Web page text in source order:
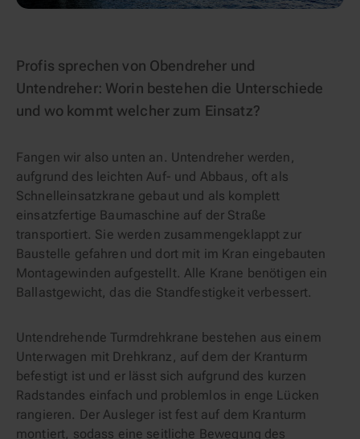
Profis sprechen von Obendreher und
Untendreher: Worin bestehen die Unterschiede
und wo kommt welcher zum Einsatz?
Fangen wir also unten an. Untendreher werden,
aufgrund des leichten Auf- und Abbaus, oft als
Schnelleinsatzkrane gebaut und als komplett
einsatzfertige Baumaschine auf der Straße
transportiert. Sie werden zusammengeklappt zur
Baustelle gefahren und dort mit im Kran eingebauten
Montagewinden aufgestellt. Alle Krane benötigen ein
Ballastgewicht, das die Standfestigkeit verbessert.
Untendrehende Turmdrehkrane bestehen aus einem
Unterwagen mit Drehkranz, auf dem der Kranturm
befestigt ist und er lässt sich aufgrund des kurzen
Radstandes einfach und problemlos in enge Lücken
rangieren. Der Ausleger ist fest auf dem Kranturm
montiert, sodass eine seitliche Bewegung des